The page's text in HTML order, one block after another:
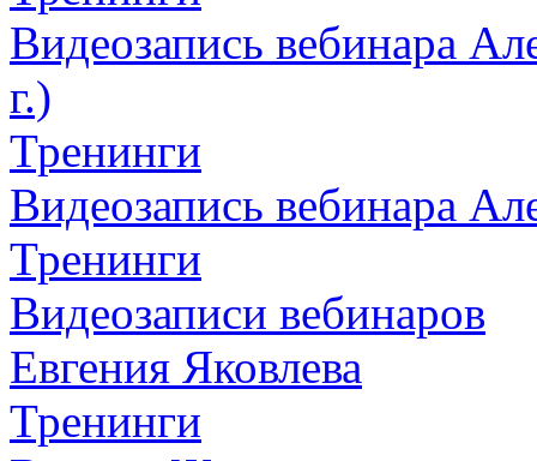
Видеозапись вебинара
г.)
Тренинги
Видеозапись вебинара
Тренинги
Видеозаписи вебинаров
Евгения Яковлева
Тренинги